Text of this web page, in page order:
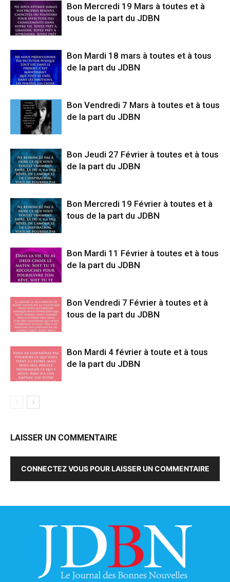
Bon Mercredi 19 Mars à toutes et à
tous de la part du JDBN
Bon Mardi 18 mars à toutes et à tous
de la part du JDBN
Bon Vendredi 7 Mars à toutes et à tous
de la part du JDBN
Bon Jeudi 27 Février à toutes et à tous
de la part du JDBN
Bon Mercredi 19 Février à toutes et à
tous de la part du JDBN
Bon Mardi 11 Février à toutes et à tous
de la part du JDBN
Bon Vendredi 7 Février à toutes et à
tous de la part du JDBN
Bon Mardi 4 février à toute et à tous
de la part du JDBN
LAISSER UN COMMENTAIRE
CONNECTEZ VOUS POUR LAISSER UN COMMENTAIRE